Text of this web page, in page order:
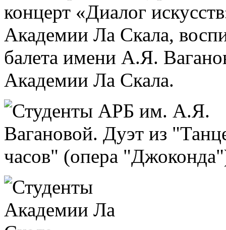
концерт «Диалог
Академии Ла Скала,
балета имени А.Я.
Академии Ла Скала.